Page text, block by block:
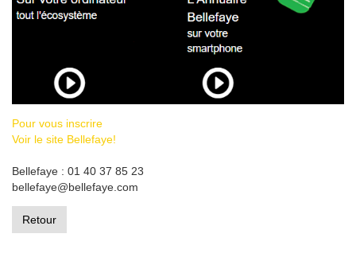
Pour vous inscrire
Voir le site Bellefaye!
Bellefaye : 01 40 37 85 23
bellefaye@bellefaye.com
Retour